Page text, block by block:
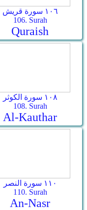
١٠٦ سورة قريش
106. Surah
Quraish
١٠٨ سورة الكوثر
108. Surah
Al-Kauthar
١١٠ سورة النصر
110. Surah
An-Nasr